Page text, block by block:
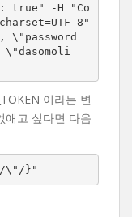
true" -H "Co
8"
이라는 변
애고 싶다면 다음
\"/}"